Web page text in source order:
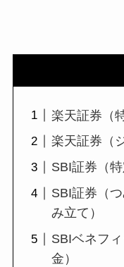
楽天証券（
楽天証券（
SBI証券（
SBI証券（
み立て）
SBIベネフ
金）